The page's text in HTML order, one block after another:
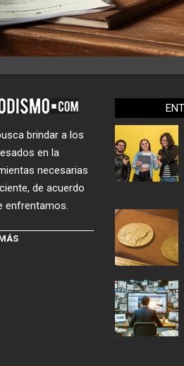
brindar a los
en la
necesarias
de acuerdo
enfrentamos.